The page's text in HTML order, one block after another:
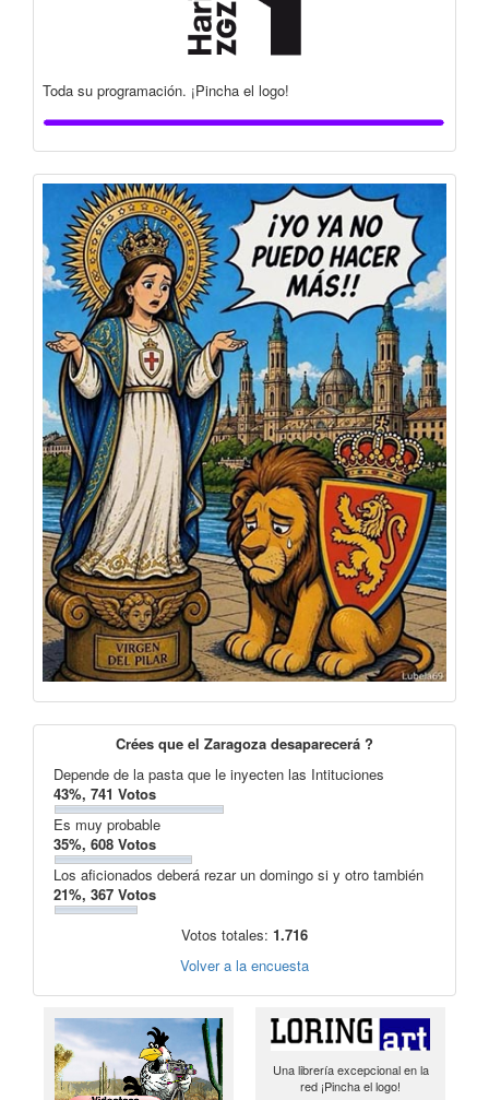
Toda su programación. ¡Pincha el logo!
Crées que el Zaragoza desaparecerá ?
Depende de la pasta que le inyecten las Intituciones
43%, 741 Votos
Es muy probable
35%, 608 Votos
Los aficionados deberá rezar un domingo si y otro también
21%, 367 Votos
Votos totales: 1.716
Volver a la encuesta
Una librería excepcional en la
red ¡Pincha el logo!